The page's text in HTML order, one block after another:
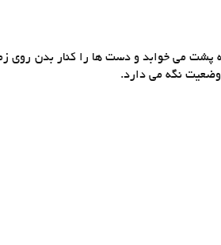
پشت می خوابد و دست ها را کنار بدن روی
نگه می دارد.